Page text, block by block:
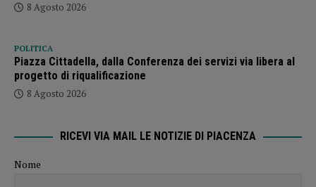
8 Agosto 2026
POLITICA
Piazza Cittadella, dalla Conferenza dei servizi via libera al
progetto di riqualificazione
8 Agosto 2026
RICEVI VIA MAIL LE NOTIZIE DI PIACENZA
Nome